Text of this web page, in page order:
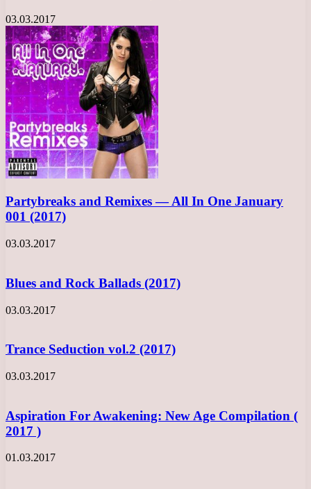
03.03.2017
Partybreaks and Remixes — All In One January
001 (2017)
03.03.2017
Blues and Rock Ballads (2017)
03.03.2017
Trance Seduction vol.2 (2017)
03.03.2017
Aspiration For Awakening: New Age Compilation (
2017 )
01.03.2017